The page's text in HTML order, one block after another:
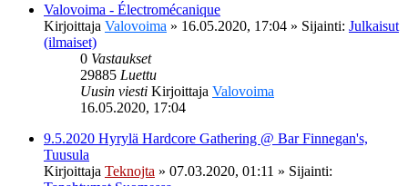
Valovoima - Électromécanique
Kirjoittaja Valovoima » 16.05.2020, 17:04 » Sijainti: Julkaisut
(ilmaiset)
0 Vastaukset
29885 Luettu
Uusin viesti Kirjoittaja Valovoima
16.05.2020, 17:04
9.5.2020 Hyrylä Hardcore Gathering @ Bar Finnegan's,
Tuusula
Kirjoittaja Teknojta » 07.03.2020, 01:11 » Sijainti: